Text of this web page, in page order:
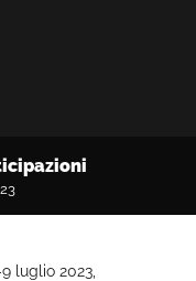
luglio 2023,